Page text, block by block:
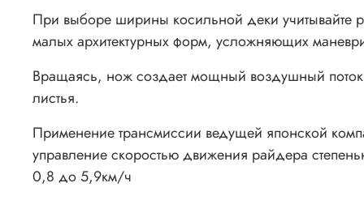
При выборе ширины косильной деки учитывайте
малых архитектурных форм, усложняющих
Вращаясь, нож создает мощный воздушный
листья.
Применение трансмиссии ведущей японской
управление скоростью движения райдера
0,8 до 5,9км/ч